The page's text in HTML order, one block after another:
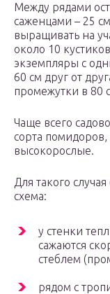
Между рядами
саженцами – 25
выращивать на
около 10
экземпляры с
60 см друг от
промежутки в 80
Чаще всего
сорта
высокорослые.
Для такого
схема:
у стенки
сажаются
стеблем
рядом с